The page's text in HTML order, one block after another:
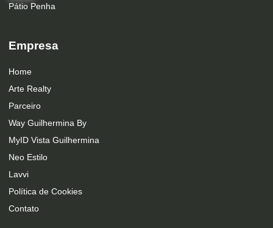
Pátio Penha
Empresa
Home
Arte Realty
Parceiro
Way Guilhermina By
MyID Vista Guilhermina
Neo Estilo
Lavvi
Política de Cookies
Contato